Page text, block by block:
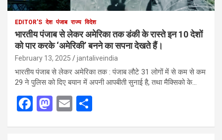
EDITOR'S देश पंजाब राज्य विदेश
भारतीय पंजाब से लेकर अमेरिका तक डंकी के रास्ते इन 10 देशों
को पार करके ‘अमेरिकी’ बनने का सपना देखते हैं।
February 13, 2025 jantaliveindia
भारतीय पंजाब से लेकर अमेरिका तक : पंजाब लौटे 31 लोगों में से कम से कम
29 ने पुलिस को दिए बयान में अपनी आपबीती सुनाई है, तथा मैक्सिको के…
F
M E